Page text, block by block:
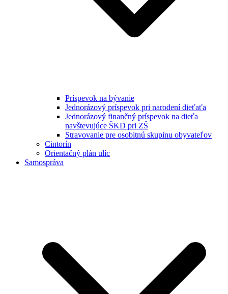
Príspevok na bývanie
Jednorázový príspevok pri narodení dieťaťa
Jednorázový finančný príspevok na dieťa
navštevujúce ŠKD pri ZŠ
Stravovanie pre osobitnú skupinu obyvateľov
Cintorín
Orientačný plán ulíc
Samospráva